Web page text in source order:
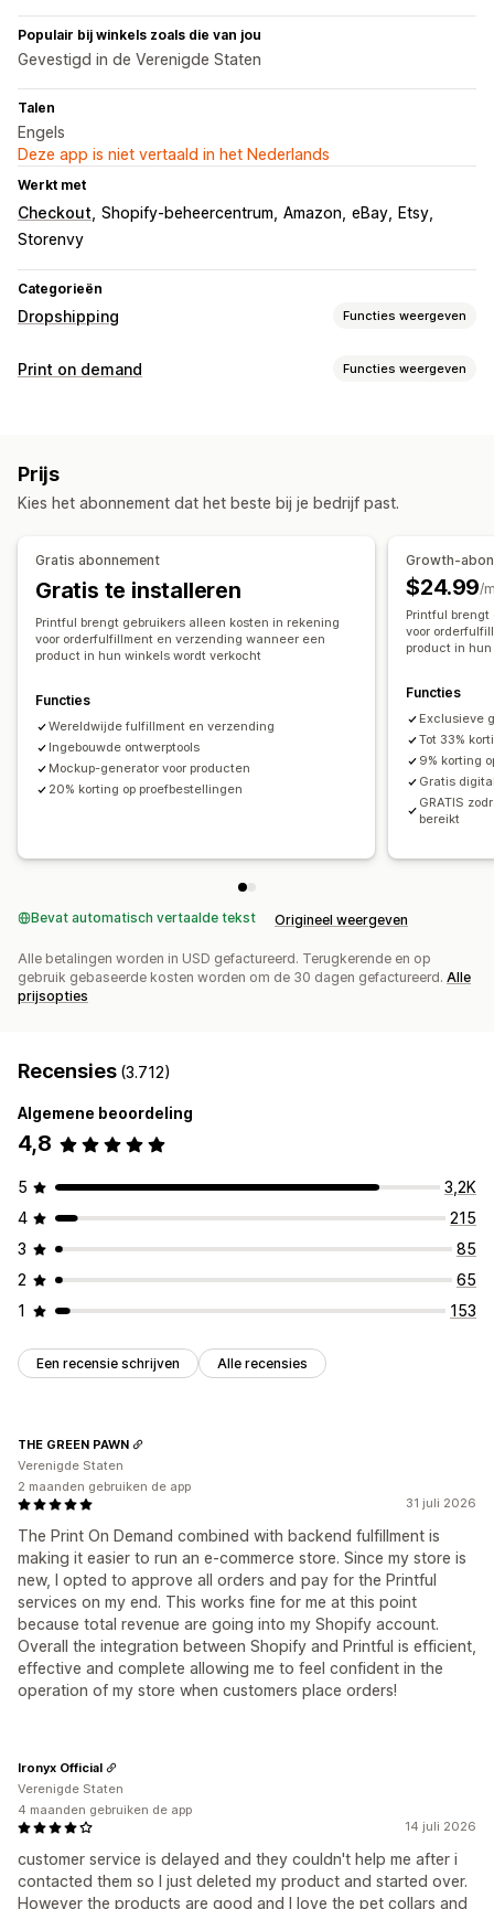
Populair bij winkels zoals die van jou
Gevestigd in de Verenigde Staten
Talen
Engels
Deze app is niet vertaald in het Nederlands
Werkt met
Checkout Shopify-beheercentrum Amazon eBay
Etsy
Storenvy
Categorieën
Dropshipping Functies weergeven
Producten die je kunt verkopen
Inkooplocaties
Australië
Japan Letland Mexico Spanje
Print on demand Functies weergeven
Mockup-generator
Huisdierproducten
Muurkunst
Milieuvriendelijk
Biologisch
Verzendopties
White label Bulkverzending
Aangepast verzenden
Milieuvriendelijke verzending
Wereldwijde fulfilment
Bestellingen volgen
Prijs
Kies het abonnement dat het beste bij je bedrijf past.
Gratis abonnement
Gratis te installeren
Printful brengt gebruikers alleen kosten in rekening
voor orderfulfillment en verzending wanneer een
product in hun winkels wordt verkocht
Functies
Wereldwijde fulfillment en verzending
Ingebouwde ontwerptools
Mockup-generator voor producten
20% korting op proefbestellingen
Growth-
$24.99/
Printful
voor
product in
Functies
Exclusieve
Tot 33%
9% korting
Gratis
GRATIS
bereikt
Bevat automatisch vertaalde tekst Origineel weergeven
Alle betalingen worden in USD gefactureerd. Terugkerende en op
gebruik gebaseerde kosten worden om de 30 dagen gefactureerd. Alle
prijsopties
Recensies (3.712)
Algemene beoordeling
4,8
5
3,2K
4
215
3
85
2
65
1
153
Een recensie schrijven Alle recensies
31 juli 2026
The Print On Demand combined with backend fulfillment is
making it easier to run an e-commerce store. Since my store is
new, I opted to approve all orders and pay for the Printful
services on my end. This works fine for me at this point
because total revenue are going into my Shopify account.
Overall the integration between Shopify and Printful is efficient,
effective and complete allowing me to feel confident in the
operation of my store when customers place orders!
THE GREEN PAWN
Verenigde Staten
2 maanden gebruiken de app
14 juli 2026
customer service is delayed and they couldn't help me after i
contacted them so I just deleted my product and started over.
However the products are good and I love the pet collars and
Ironyx Official
Verenigde Staten
4 maanden gebruiken de app